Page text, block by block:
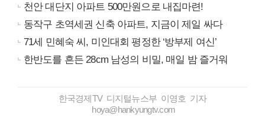
천안 대단지 아파트 500만원으로 내집마련!
동작구 초역세권 신축 아파트, 지금이 제일 싸다
71세 민혜숙 씨, 미인대회 평정한 ‘방부제 여신’
한반도를 흔든 28cm 남성의 비밀, 매일 밤 즐거워
한국경제TV 디지털뉴스부 이영호 기자
hoya@hankyungtv.com